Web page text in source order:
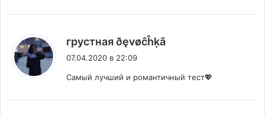
грустная ðęvøĉĥķã
07.04.2020 в 22:09
Самый лучший и романтичный тест💖